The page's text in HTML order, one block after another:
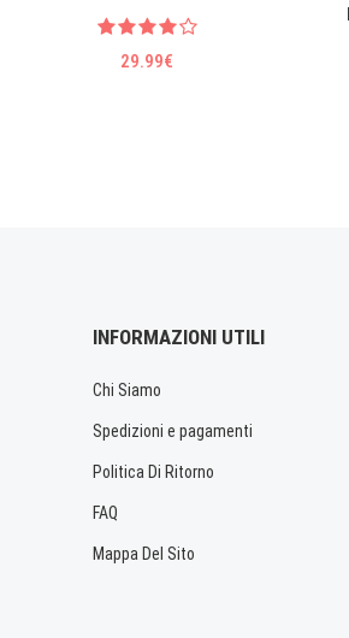
29.99€
INFORMAZIONI UTILI
Chi Siamo
Spedizioni e pagamenti
Politica Di Ritorno
FAQ
Mappa Del Sito